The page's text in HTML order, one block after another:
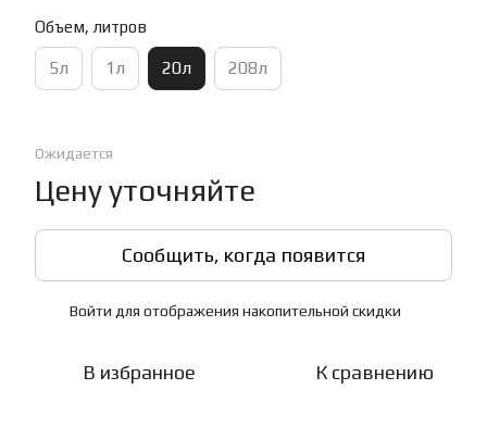
Объем, литров
5л 1л 20л 208л
Ожидается
Цену уточняйте
Сообщить, когда появится
Войти для отображения накопительной скидки
В избранное К сравнению